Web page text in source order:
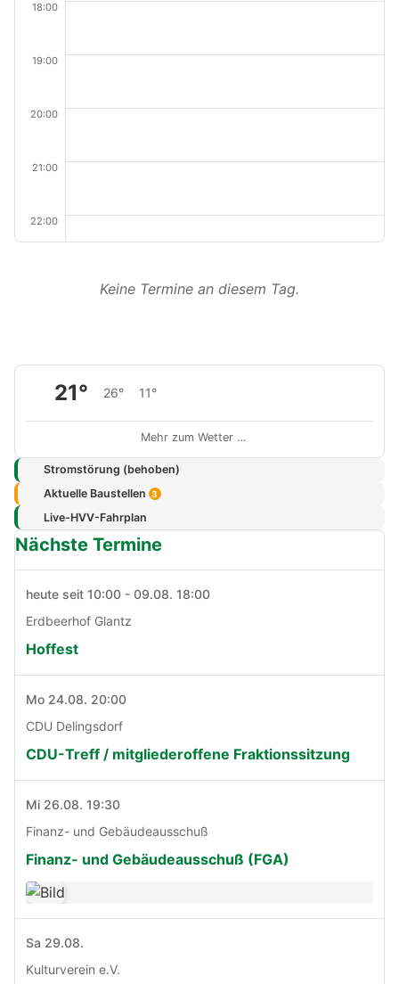
18:00
19:00
20:00
21:00
22:00
Keine Termine an diesem Tag.
21° 26° 11°
Mehr zum Wetter …
Stromstörung (behoben)
Aktuelle Baustellen 3
Live-HVV-Fahrplan
Nächste Termine
heute seit 10:00 - 09.08. 18:00
Erdbeerhof Glantz
Hoffest
Mo 24.08. 20:00
CDU Delingsdorf
CDU-Treff / mitgliederoffene Fraktionssitzung
Mi 26.08. 19:30
Finanz- und Gebäudeausschuß
Finanz- und Gebäudeausschuß (FGA)
Sa 29.08.
Kulturverein e.V.